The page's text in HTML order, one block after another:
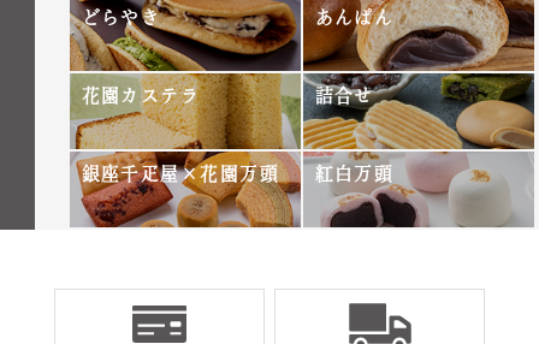
どらやき あんぱん
花園カステラ 詰合せ
銀座千疋屋×花園万頭 紅白万頭